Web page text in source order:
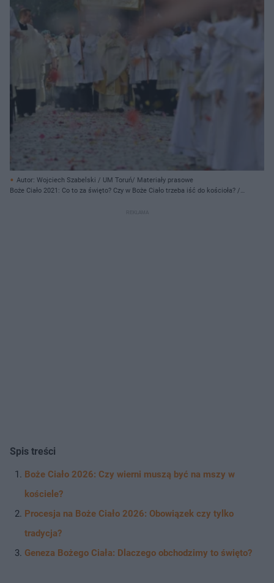
Autor: Wojciech Szabelski / UM Toruń/ Materiały prasowe
Boże Ciało 2021: Co to za święto? Czy w Boże Ciało trzeba iść do kościoła? /
Spis treści
Boże Ciało 2026: Czy wierni muszą być na mszy w
kościele?
Procesja na Boże Ciało 2026: Obowiązek czy tylko
tradycja?
Geneza Bożego Ciała: Dlaczego obchodzimy to święto?